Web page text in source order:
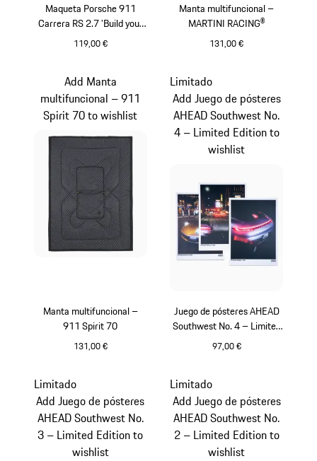
Maqueta Porsche 911
Carrera RS 2.7 'Build your
Legend'
119,00 €
Manta multifuncional –
MARTINI RACING®
131,00 €
Manta multifuncional –
911 Spirit 70
131,00 €
Add Manta
multifuncional – 911
Spirit 70 to wishlist
Juego de pósteres AHEAD
Southwest No. 4 – Limited
Edition
97,00 €
Limitado
Add Juego de pósteres
AHEAD Southwest No.
4 – Limited Edition to
wishlist
Limitado
Add Juego de pósteres
AHEAD Southwest No.
3 – Limited Edition to
wishlist
Limitado
Add Juego de pósteres
AHEAD Southwest No.
2 – Limited Edition to
wishlist